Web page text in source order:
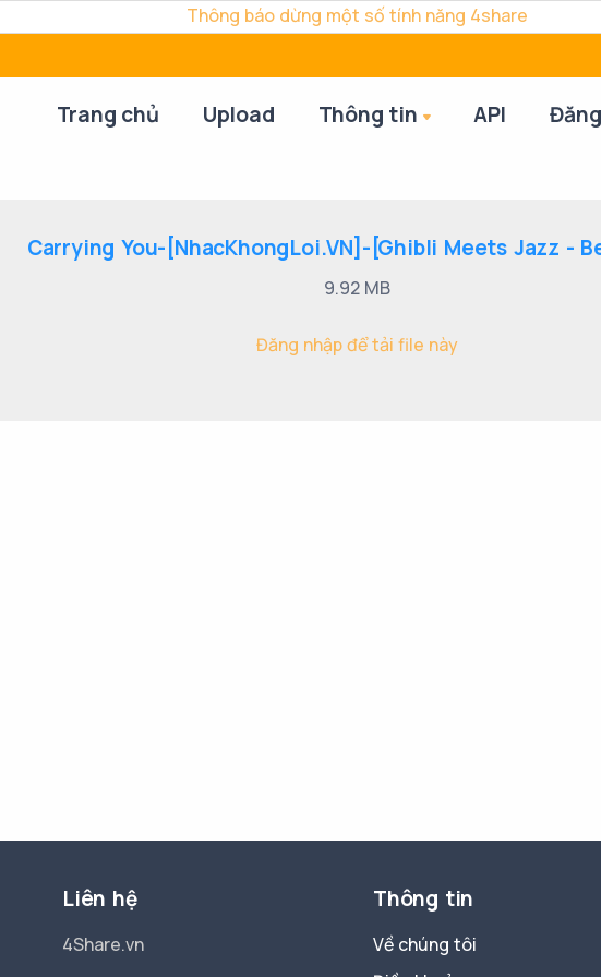
Thông báo dừng một số tính năng 4share
Trang chủ Upload Thông tin API
Carrying You-[NhacKhongLoi.VN]-[Ghibli Meets Jazz -
9.92 MB
Đăng nhập để tải file này
Liên hệ
4Share.vn
Thông tin
Về chúng tôi